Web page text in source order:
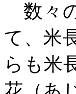
数々
て、米
らも米